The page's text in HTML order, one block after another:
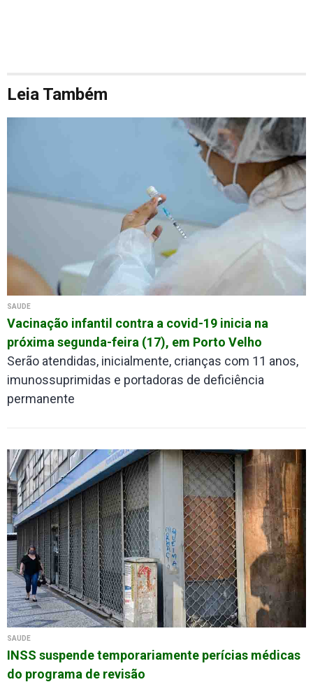
Leia Também
SAÚDE
Vacinação infantil contra a covid-19 inicia na
próxima segunda-feira (17), em Porto Velho
Serão atendidas, inicialmente, crianças com 11 anos,
imunossuprimidas e portadoras de deficiência
permanente
SAÚDE
INSS suspende temporariamente perícias médicas
do programa de revisão